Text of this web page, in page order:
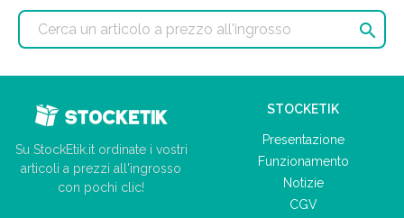

Su StockEtik.it ordinate i vostri
articoli a prezzi all'ingrosso
con pochi clic!
STOCKETIK
Presentazione
Funzionamento
Notizie
CGV